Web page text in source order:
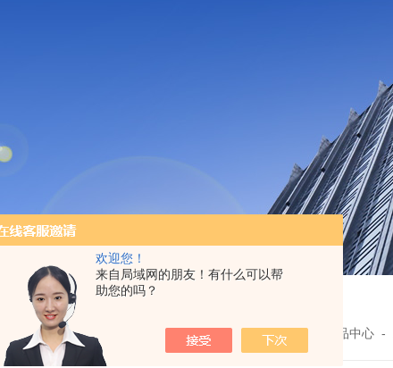
欢迎您！
来自局域网的朋友！有什么可以帮
助您的吗？
您的位置：首页 - 产品中心 -